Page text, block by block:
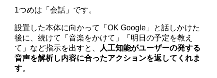
1つめは「会話」です。
設置した本体に向かって「OK Google」と話しかけた
後に、続けて「音楽をかけて」「明日の予定を教え
て」など指示を出すと、
人工知能がユーザーの発する
音声を解析し内容に合ったアクションを返してくれま
す。